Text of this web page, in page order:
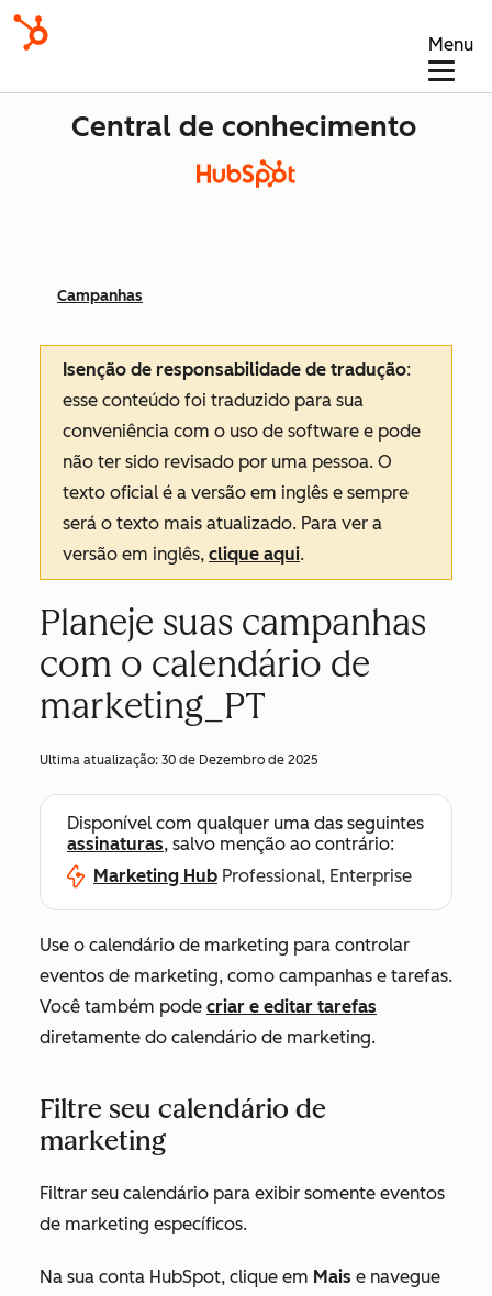
Menu
Central de conhecimento
Campanhas
Isenção de responsabilidade de tradução:
esse conteúdo foi traduzido para sua
conveniência com o uso de software e pode
não ter sido revisado por uma pessoa. O
texto oficial é a versão em inglês e sempre
será o texto mais atualizado. Para ver a
versão em inglês, clique aqui.
Planeje suas campanhas
com o calendário de
marketing_PT
Ultima atualização: 30 de Dezembro de 2025
Disponível com qualquer uma das seguintes
assinaturas, salvo menção ao contrário:
Marketing Hub Professional, Enterprise
Use o calendário de marketing para controlar
eventos de marketing, como campanhas e tarefas.
Você também pode criar e editar tarefas
diretamente do calendário de marketing.
Filtre seu calendário de
marketing
Filtrar seu calendário para exibir somente eventos
de marketing específicos.
Na sua conta HubSpot, clique em Mais e navegue